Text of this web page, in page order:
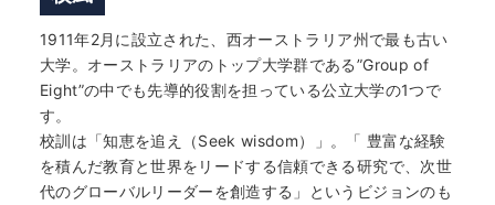
1911年2月に設立された、西オーストラリア州で最も古い
大学。オーストラリアのトップ大学群である”Group of
Eight”の中でも先導的役割を担っている公立大学の1つで
す。
校訓は「知恵を追え（Seek wisdom）」。「 豊富な経験
を積んだ教育と世界をリードする信頼できる研究で、次世
代のグローバルリーダーを創造する」というビジョンのも